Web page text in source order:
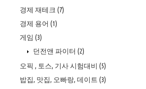
경제 재테크 (7)
경제 용어 (1)
게임 (3)
던전앤 파이터 (2)
오픽 , 토스, 기사 시험대비 (5)
밥집, 맛집, 오빠랑, 데이트 (3)